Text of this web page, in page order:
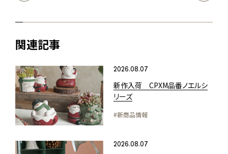
関連記事
2026.08.07
新作入荷 CPXM品番ノエルシ
リーズ
#新商品情報
2026.08.07